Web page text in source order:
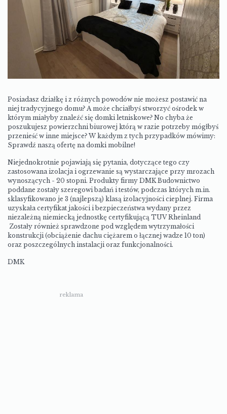
Posiadasz działkę i z różnych powodów nie możesz postawić na
niej tradycyjnego domu? A może chciałbyś stworzyć ośrodek w
którym miałyby znaleźć się domki letniskowe? No chyba że
poszukujesz powierzchni biurowej którą w razie potrzeby mógłbyś
przenieść w inne miejsce? W każdym z tych przypadków mówimy:
Sprawdź naszą ofertę na domki mobilne!
Niejednokrotnie pojawiają się pytania, dotyczące tego czy
zastosowana izolacja i ogrzewanie są wystarczające przy mrozach
wynoszących - 20 stopni. Produkty firmy DMK Budownictwo
poddane zostały szeregowi badań i testów, podczas których m.in.
sklasyfikowano je 3 (najlepszą) klasą izolacyjności cieplnej. Firma
uzyskała certyfikat jakości i bezpieczeństwa wydany przez
niezależną niemiecką jednostkę certyfikującą TUV Rheinland
Zostały również sprawdzone pod względem wytrzymałości
konstrukcji (obciążenie dachu ciężarem o łącznej wadze 10 ton)
oraz poszczególnych instalacji oraz funkcjonalności.
DMK
reklama